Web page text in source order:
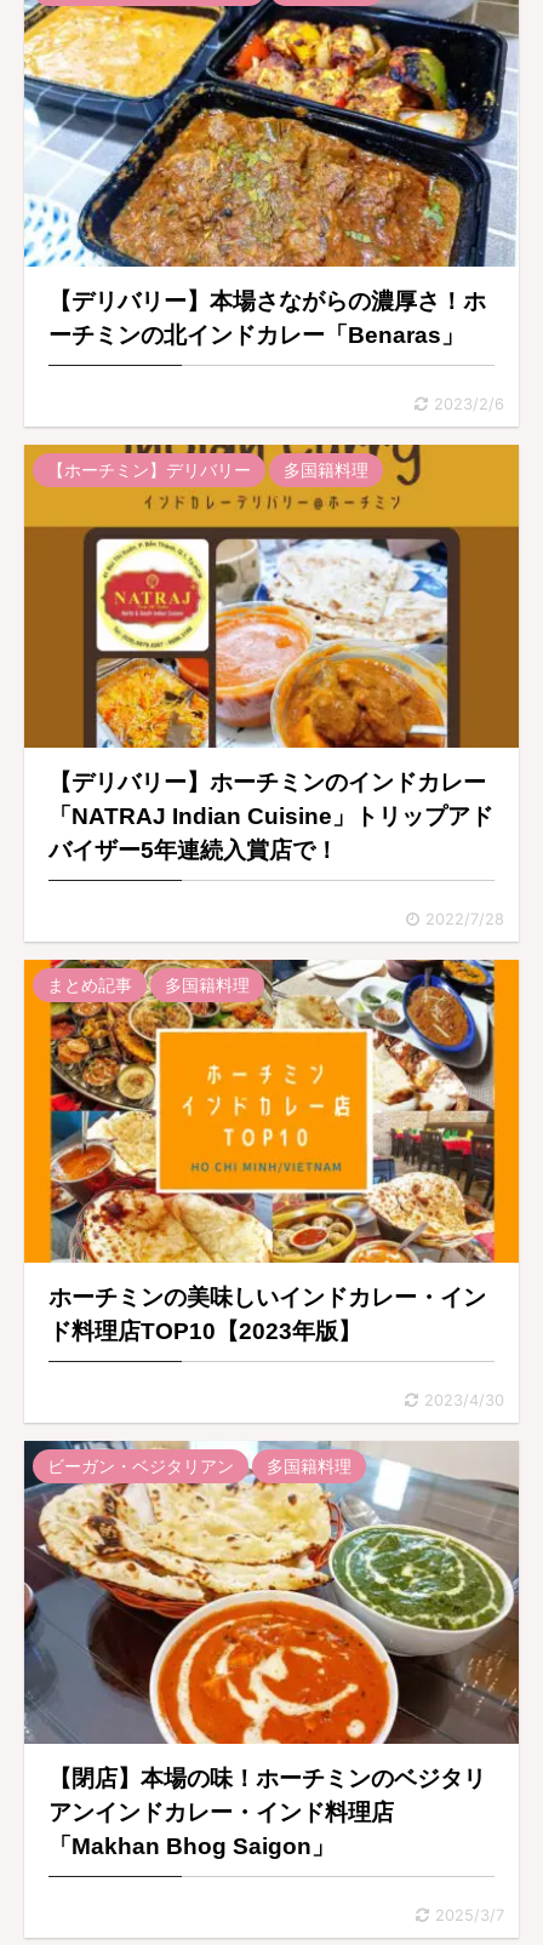
【デリバリー】本場さながらの濃厚さ！ホ
ーチミンの北インドカレー「Benaras」
2023/2/6
【ホーチミン】デリバリー 多国籍料理
【デリバリー】ホーチミンのインドカレー
「NATRAJ Indian Cuisine」トリップアド
バイザー5年連続入賞店で！
2022/7/28
まとめ記事 多国籍料理
ホーチミンの美味しいインドカレー・イン
ド料理店TOP10【2023年版】
2023/4/30
ビーガン・ベジタリアン 多国籍料理
【閉店】本場の味！ホーチミンのベジタリ
アンインドカレー・インド料理店
「Makhan Bhog Saigon」
2025/3/7